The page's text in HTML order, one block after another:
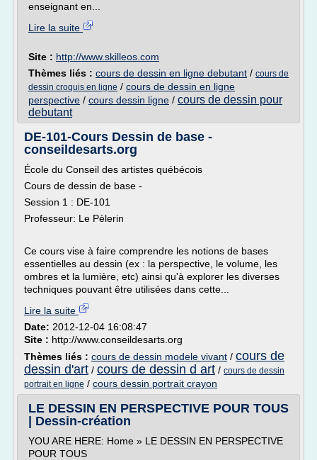
enseignant en...
Lire la suite
Site : http://www.skilleos.com
Thèmes liés : cours de dessin en ligne debutant / cours de
dessin croquis en ligne / cours de dessin en ligne
perspective / cours dessin ligne / cours de dessin pour
debutant
DE-101-Cours Dessin de base -
conseildesarts.org
École du Conseil des artistes québécois
Cours de dessin de base -
Session 1 : DE-101
Professeur: Le Pèlerin
Ce cours vise à faire comprendre les notions de bases
essentielles au dessin (ex : la perspective, le volume, les
ombres et la lumière, etc) ainsi qu'à explorer les diverses
techniques pouvant être utilisées dans cette...
Lire la suite
Date: 2012-12-04 16:08:47
Site : http://www.conseildesarts.org
Thèmes liés : cours de dessin modele vivant / cours de
dessin d'art / cours de dessin d art / cours de dessin
portrait en ligne / cours dessin portrait crayon
LE DESSIN EN PERSPECTIVE POUR TOUS
| Dessin-création
YOU ARE HERE: Home » LE DESSIN EN PERSPECTIVE
POUR TOUS